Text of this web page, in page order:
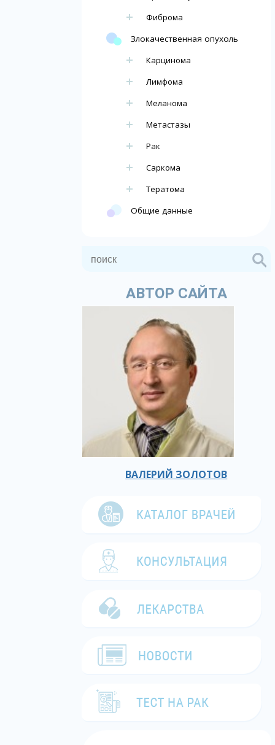
Фиброма
Злокачественная опухоль
Карцинома
Лимфома
Меланома
Метастазы
Рак
Саркома
Тератома
Общие данные
АВТОР САЙТА
ВАЛЕРИЙ ЗОЛОТОВ